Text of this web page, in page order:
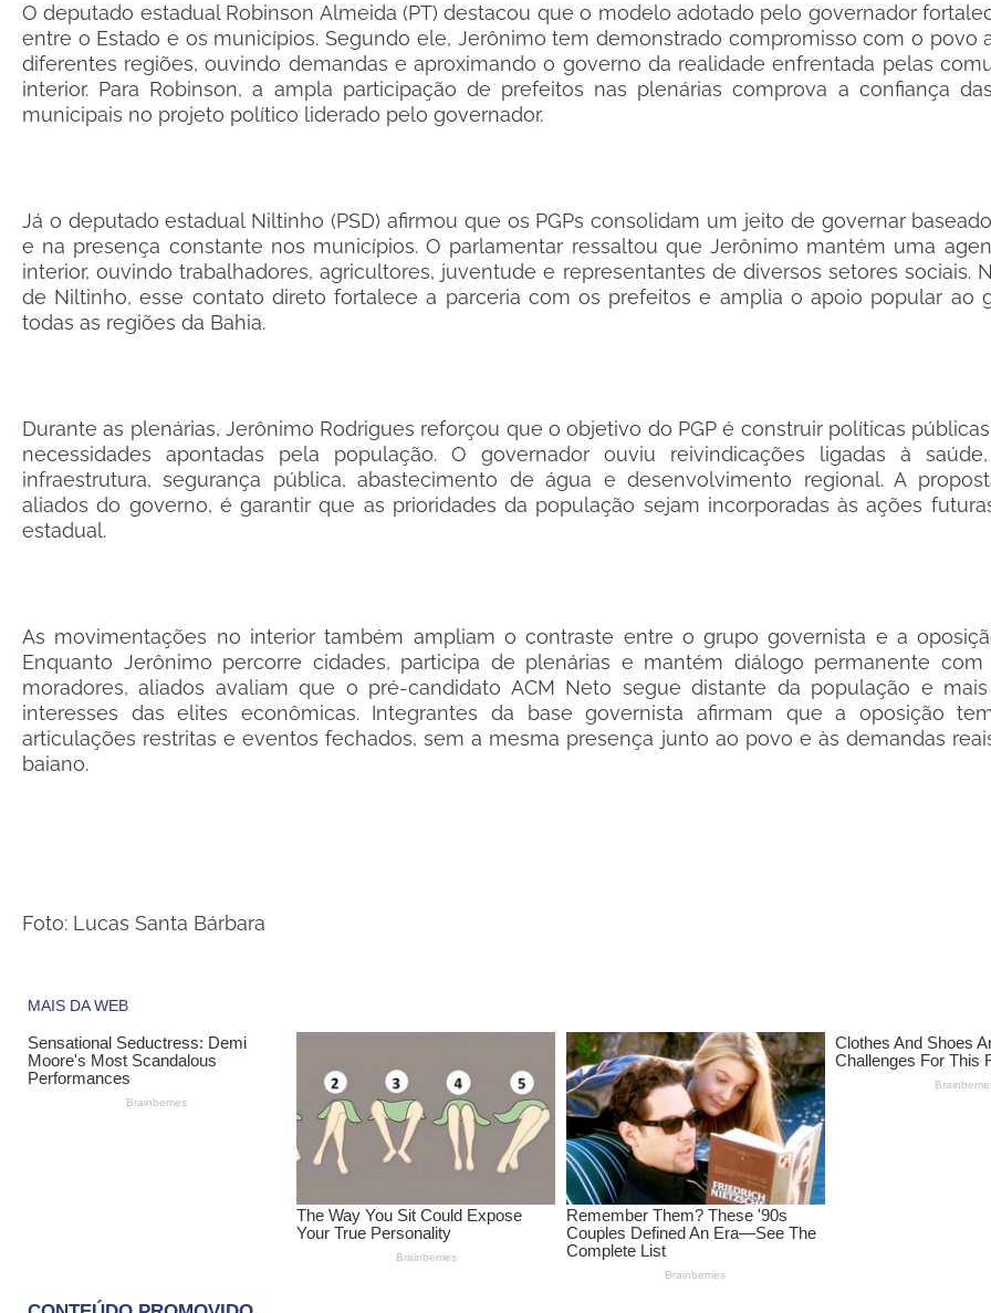
O deputado estadual Robinson Almeida (PT) destacou que o modelo adotado pelo governador
entre o Estado e os municípios. Segundo ele, Jerônimo tem demonstrado compromisso com o povo
diferentes regiões, ouvindo demandas e aproximando o governo da realidade enfrentada pelas
interior. Para Robinson, a ampla participação de prefeitos nas plenárias comprova a confiança
municipais no projeto político liderado pelo governador.
Já o deputado estadual Niltinho (PSD) afirmou que os PGPs consolidam um jeito de governar
e na presença constante nos municípios. O parlamentar ressaltou que Jerônimo mantém uma
interior, ouvindo trabalhadores, agricultores, juventude e representantes de diversos setores sociais.
de Niltinho, esse contato direto fortalece a parceria com os prefeitos e amplia o apoio popular ao
todas as regiões da Bahia.
Durante as plenárias, Jerônimo Rodrigues reforçou que o objetivo do PGP é construir políticas
necessidades apontadas pela população. O governador ouviu reivindicações ligadas à
infraestrutura, segurança pública, abastecimento de água e desenvolvimento regional. A
aliados do governo, é garantir que as prioridades da população sejam incorporadas às ações
estadual.
As movimentações no interior também ampliam o contraste entre o grupo governista e a
Enquanto Jerônimo percorre cidades, participa de plenárias e mantém diálogo permanente
moradores, aliados avaliam que o pré-candidato ACM Neto segue distante da população e
interesses das elites econômicas. Integrantes da base governista afirmam que a oposição
articulações restritas e eventos fechados, sem a mesma presença junto ao povo e às demandas
baiano.
Foto: Lucas Santa Bárbara